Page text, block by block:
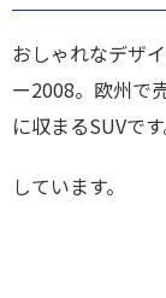
おしゃれなデザ
ー2008。欧州で
に収まるSUVで
しています。